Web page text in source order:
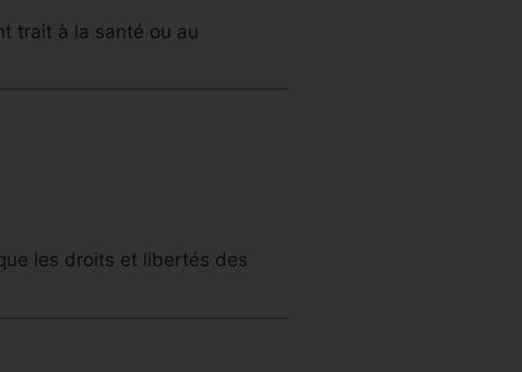
trait à la santé ou au
les droits et libertés des